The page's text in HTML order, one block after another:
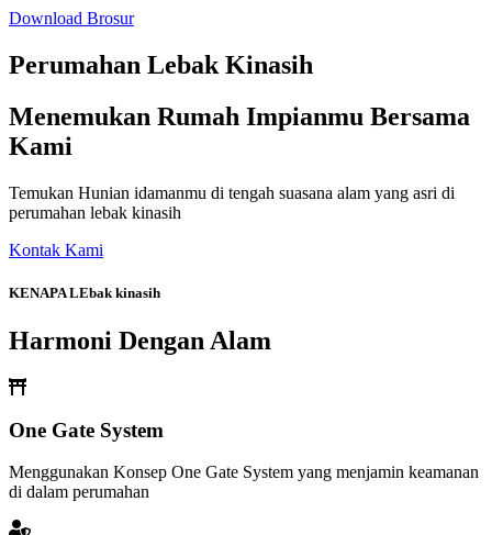
Download Brosur
Perumahan Lebak Kinasih
Menemukan Rumah Impianmu Bersama
Kami
Temukan Hunian idamanmu di tengah suasana alam yang asri di
perumahan lebak kinasih
Kontak Kami
KENAPA LEbak kinasih
Harmoni Dengan Alam
One Gate System
Menggunakan Konsep One Gate System yang menjamin keamanan
di dalam perumahan